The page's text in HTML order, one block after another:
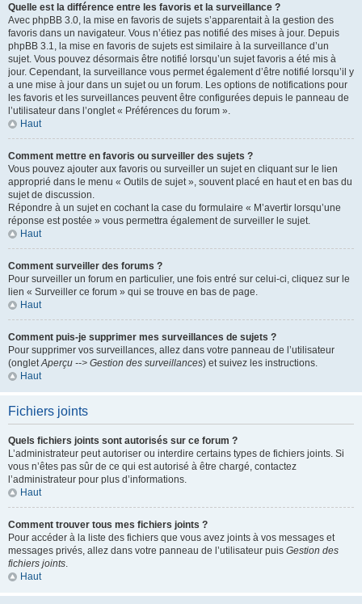
Quelle est la différence entre les favoris et la surveillance ?
Avec phpBB 3.0, la mise en favoris de sujets s’apparentait à la gestion des
favoris dans un navigateur. Vous n’étiez pas notifié des mises à jour. Depuis
phpBB 3.1, la mise en favoris de sujets est similaire à la surveillance d’un
sujet. Vous pouvez désormais être notifié lorsqu’un sujet favoris a été mis à
jour. Cependant, la surveillance vous permet également d’être notifié lorsqu’il y
a une mise à jour dans un sujet ou un forum. Les options de notifications pour
les favoris et les surveillances peuvent être configurées depuis le panneau de
l’utilisateur dans l’onglet « Préférences du forum ».
Haut
Comment mettre en favoris ou surveiller des sujets ?
Vous pouvez ajouter aux favoris ou surveiller un sujet en cliquant sur le lien
approprié dans le menu « Outils de sujet », souvent placé en haut et en bas du
sujet de discussion.
Répondre à un sujet en cochant la case du formulaire « M’avertir lorsqu’une
réponse est postée » vous permettra également de surveiller le sujet.
Haut
Comment surveiller des forums ?
Pour surveiller un forum en particulier, une fois entré sur celui-ci, cliquez sur le
lien « Surveiller ce forum » qui se trouve en bas de page.
Haut
Comment puis-je supprimer mes surveillances de sujets ?
Pour supprimer vos surveillances, allez dans votre panneau de l’utilisateur
(ongletAperçu --> Gestion des surveillances) et suivez les instructions.
Haut
Fichiers joints
Quels fichiers joints sont autorisés sur ce forum ?
L’administrateur peut autoriser ou interdire certains types de fichiers joints. Si
vous n’êtes pas sûr de ce qui est autorisé à être chargé, contactez
l’administrateur pour plus d’informations.
Haut
Comment trouver tous mes fichiers joints ?
Pour accéder à la liste des fichiers que vous avez joints à vos messages et
messages privés, allez dans votre panneau de l’utilisateur puis Gestion des
fichiers joints.
Haut